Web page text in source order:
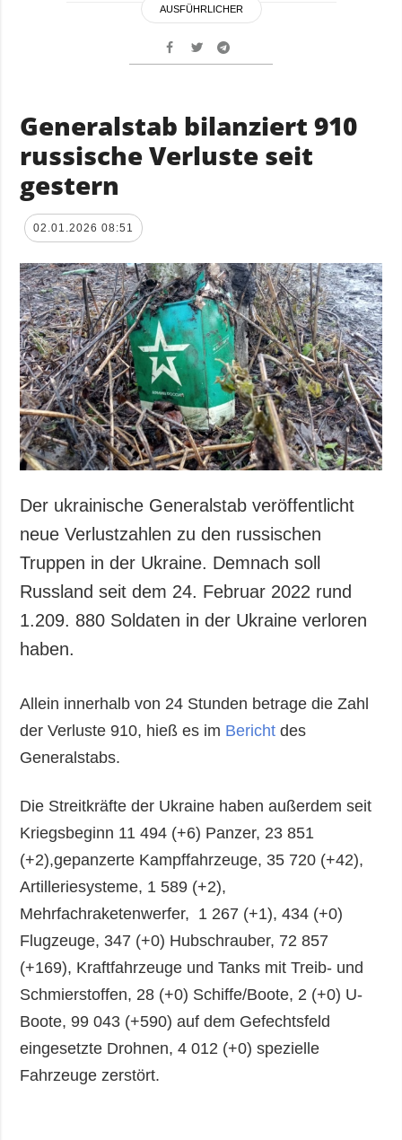
AUSFÜHRLICHER
Generalstab bilanziert 910
russische Verluste seit
gestern
02.01.2026 08:51
Der ukrainische Generalstab veröffentlicht
neue Verlustzahlen zu den russischen
Truppen in der Ukraine. Demnach soll
Russland seit dem 24. Februar 2022 rund
1.209. 880 Soldaten in der Ukraine verloren
haben.
Allein innerhalb von 24 Stunden betrage die Zahl
der Verluste 910, hieß es im Berichtdes
Generalstabs.
Die Streitkräfte der Ukraine haben außerdem seit
Kriegsbeginn 11 494 (+6) Panzer, 23 851
(+2),gepanzerte Kampffahrzeuge, 35 720 (+42),
Artilleriesysteme, 1 589 (+2),
Mehrfachraketenwerfer, 1 267 (+1), 434 (+0)
Flugzeuge, 347 (+0) Hubschrauber, 72 857
(+169), Kraftfahrzeuge und Tanks mit Treib- und
Schmierstoffen, 28 (+0) Schiffe/Boote, 2 (+0) U-
Boote, 99 043 (+590) auf dem Gefechtsfeld
eingesetzte Drohnen, 4 012 (+0) spezielle
Fahrzeuge zerstört.